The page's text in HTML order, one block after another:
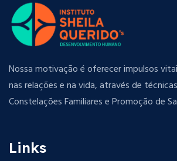
Nossa motivação é oferecer impulsos
nas relações e na vida, através de
Constelações Familiares e Promoção de
Links